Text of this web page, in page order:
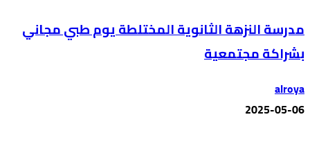
مدرسة النزهة الثانوية المختلطة يوم طبي مجاني
بشراكة مجتمعية
alroya
2025-05-06